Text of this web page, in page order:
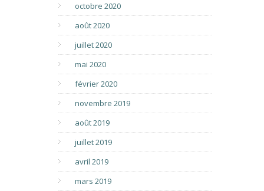
octobre 2020
août 2020
juillet 2020
mai 2020
février 2020
novembre 2019
août 2019
juillet 2019
avril 2019
mars 2019